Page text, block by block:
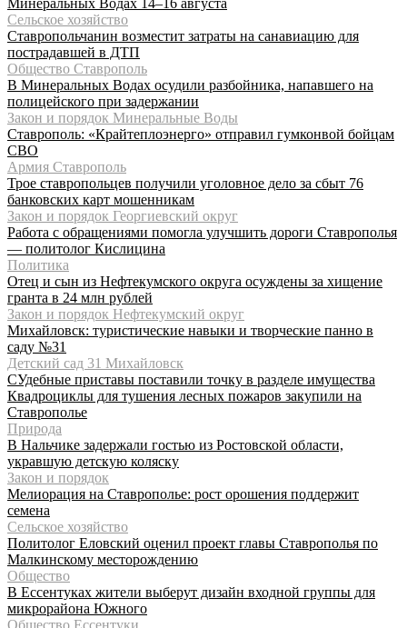
Сельское хозяйство
Ставропольчанин возместит затраты на санавиацию для
пострадавшей в ДТП
Общество Ставрополь
В Минеральных Водах осудили разбойника, напавшего на
полицейского при задержании
Закон и порядок Минеральные Воды
Ставрополь: «Крайтеплоэнерго» отправил гумконвой бойцам
СВО
Армия Ставрополь
Трое ставропольцев получили уголовное дело за сбыт 76
банковских карт мошенникам
Закон и порядок Георгиевский округ
Работа с обращениями помогла улучшить дороги Ставрополья
— политолог Кислицина
Политика
Отец и сын из Нефтекумского округа осуждены за хищение
гранта в 24 млн рублей
Закон и порядок Нефтекумский округ
Михайловск: туристические навыки и творческие панно в
саду №31
Детский сад 31 Михайловск
СУдебные приставы поставили точку в разделе имущества
Квадроциклы для тушения лесных пожаров закупили на
Ставрополье
Природа
В Нальчике задержали гостью из Ростовской области,
укравшую детскую коляску
Закон и порядок
Мелиорация на Ставрополье: рост орошения поддержит
семена
Сельское хозяйство
Политолог Еловский оценил проект главы Ставрополья по
Малкинскому месторождению
Общество
В Ессентуках жители выберут дизайн входной группы для
микрорайона Южного
Общество Ессентуки